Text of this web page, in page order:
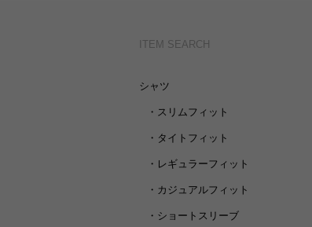
ITEM SEARCH
シャツ
・ スリムフィット
・ タイトフィット
・ レギュラーフィット
・ カジュアルフィット
・ ショートスリーブ